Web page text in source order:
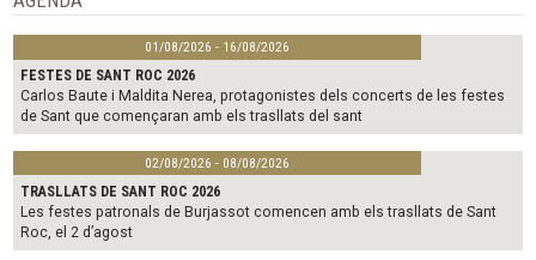
k
01/08/2026 - 16/08/2026
FESTES DE SANT ROC 2026
Carlos Baute i Maldita Nerea, protagonistes dels concerts de les festes
de Sant que començaran amb els trasllats del sant
02/08/2026 - 08/08/2026
TRASLLATS DE SANT ROC 2026
Les festes patronals de Burjassot comencen amb els trasllats de Sant
Roc, el 2 d’agost